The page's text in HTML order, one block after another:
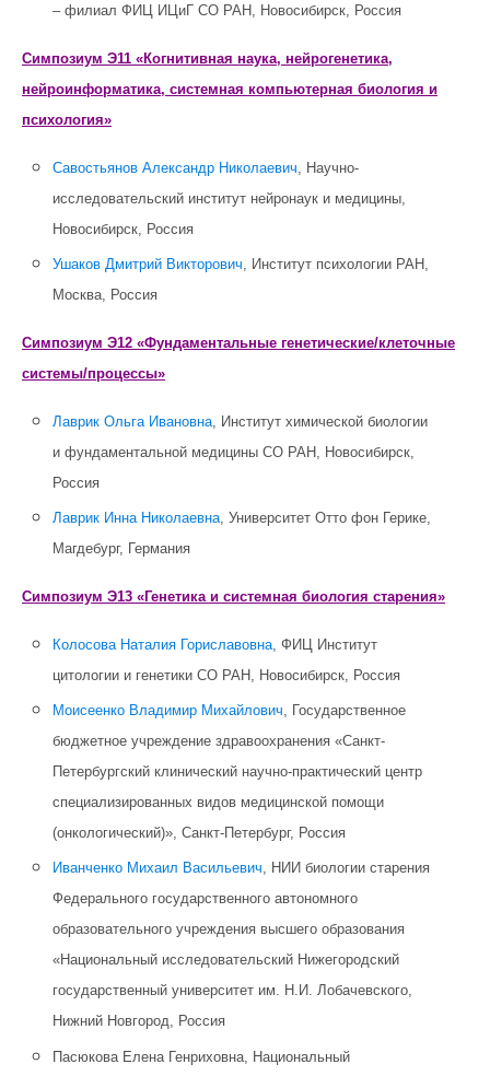
– филиал ФИЦ ИЦиГ СО РАН, Новосибирск, Россия
Симпозиум Э11 «Когнитивная наука, нейрогенетика,
нейроинформатика, системная компьютерная биология и
психология»
Савостьянов Александр Николаевич , Научно-
исследовательский институт нейронаук и медицины,
Новосибирск, Россия
Ушаков Дмитрий Викторович , Институт психологии РАН,
Москва, Россия
Симпозиум Э12 «Фундаментальные генетические/клеточные
системы/процессы»
Лаврик Ольга Ивановна , Институт химической биологии
и фундаментальной медицины СО РАН, Новосибирск,
Россия
Лаврик Инна Николаевна, Университет Отто фон Герике,
Магдебург, Германия
Симпозиум Э13 «Генетика и системная биология старения»
Колосова Наталия Гориславовна, ФИЦ Институт
цитологии и генетики СО РАН, Новосибирск, Россия
Моисеенко Владимир Михайлович, Государственное
бюджетное учреждение здравоохранения «Санкт-
Петербургский клинический научно-практический центр
специализированных видов медицинской помощи
(онкологический)», Санкт-Петербург, Россия
Иванченко Михаил Васильевич, НИИ биологии старения
Федерального государственного автономного
образовательного учреждения высшего образования
«Национальный исследовательский Нижегородский
государственный университет им. Н.И. Лобачевского,
Нижний Новгород, Россия
Пасюкова Елена Генриховна, Национальный